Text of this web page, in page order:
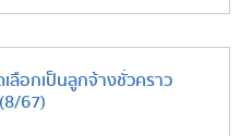
ลือกเป็นลูกจ้างชั่วคราว
67)